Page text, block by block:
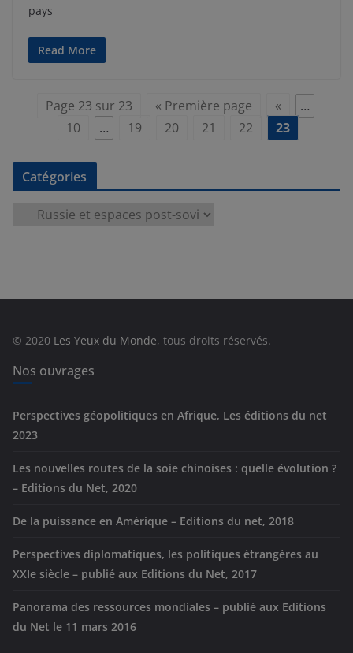
pays
Read More
Page 23 sur 23 « Première page «
…
10
… 19 20 21 22 23
Catégories
e
s
© 2020 Les Yeux du Monde, tous droits réservés.
Nos ouvrages
Perspectives géopolitiques en Afrique, Les éditions du net
2023
Les nouvelles routes de la soie chinoises : quelle évolution ?
– Editions du Net, 2020
De la puissance en Amérique – Editions du net, 2018
Perspectives diplomatiques, les politiques étrangères au
XXIe siècle – publié aux Editions du Net, 2017
Panorama des ressources mondiales – publié aux Editions
du Net le 11 mars 2016